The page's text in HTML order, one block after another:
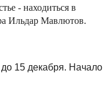
- находиться в
Ильдар Мавлютов.
15 декабря. Начало